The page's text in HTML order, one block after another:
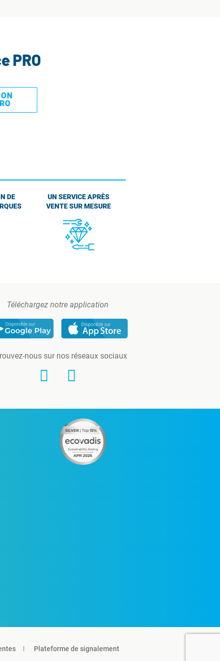
PRO
DE
UN SERVICE APRÈS
VENTE SUR MESURE
Téléchargez notre application
nous sur nos réseaux sociaux
Plateforme de signalement